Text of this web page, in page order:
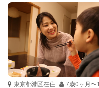
特徴 料金 レビュ
サポートの特徴
資格
受験対策
東京都港区在住 7歳0ヶ月〜